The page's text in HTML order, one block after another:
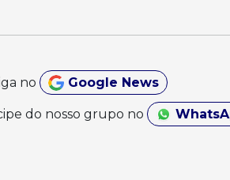
no Google News
do nosso grupo no